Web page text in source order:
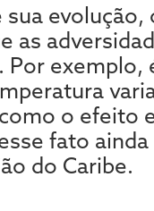
as
Por
o efeito
fato
do Caribe.